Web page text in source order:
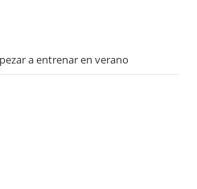
a entrenar en verano